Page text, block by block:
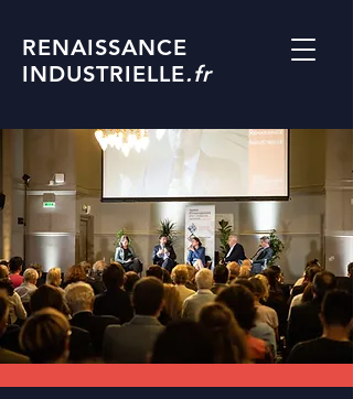
RENAISSANCE
INDUSTRIELLE.fr